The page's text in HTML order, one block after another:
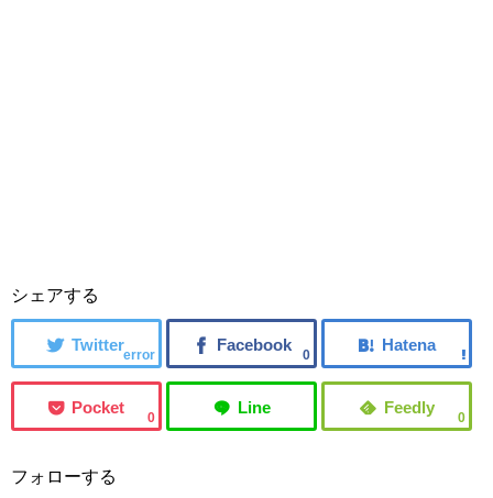
シェアする
error 0
0 0
フォローする